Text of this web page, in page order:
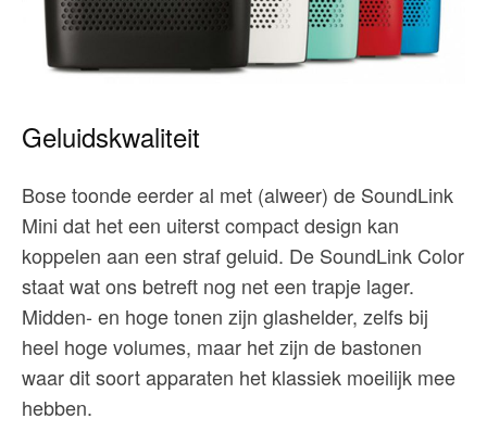
Geluidskwaliteit
Bose toonde eerder al met (alweer) de SoundLink
Mini dat het een uiterst compact design kan
koppelen aan een straf geluid. De SoundLink Color
staat wat ons betreft nog net een trapje lager.
Midden- en hoge tonen zijn glashelder, zelfs bij
heel hoge volumes, maar het zijn de bastonen
waar dit soort apparaten het klassiek moeilijk mee
hebben.